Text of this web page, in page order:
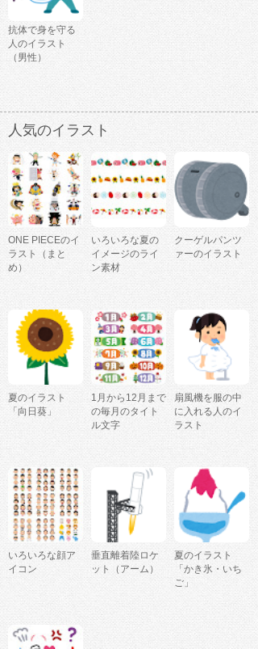
抗体で身を守る
人のイラスト
（男性）
人気のイラスト
ONE PIECEのイ
ラスト（まと
め）
いろいろな夏の
イメージのライ
ン素材
クーゲルパンツ
ァーのイラスト
夏のイラスト
「向日葵」
1月から12月まで
の毎月のタイト
ル文字
扇風機を服の中
に入れる人のイ
ラスト
いろいろな顔ア
イコン
垂直離着陸ロケ
ット（アーム）
夏のイラスト
「かき氷・いち
ご」